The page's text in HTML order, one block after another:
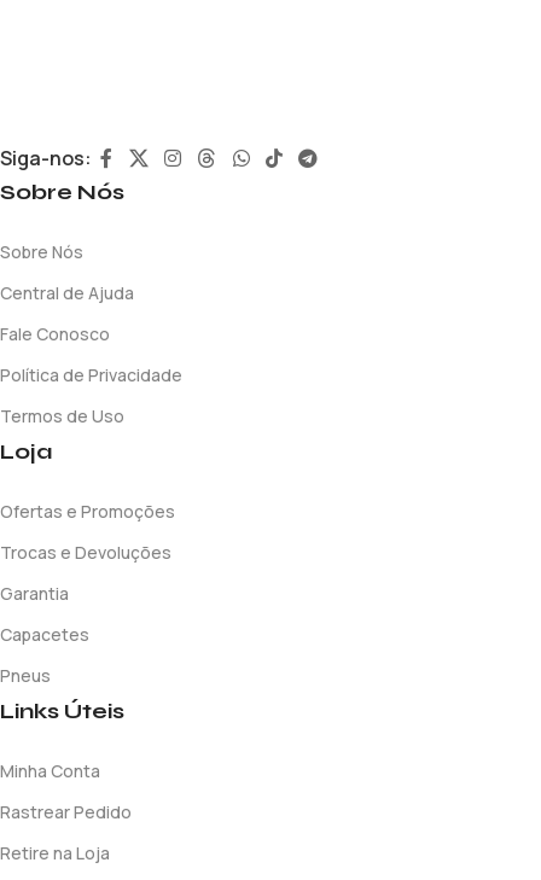
Siga-nos:
Sobre Nós
Sobre Nós
Central de Ajuda
Fale Conosco
Política de Privacidade
Termos de Uso
Loja
Ofertas e Promoções
Trocas e Devoluções
Garantia
Capacetes
Pneus
Links Úteis
Minha Conta
Rastrear Pedido
Retire na Loja